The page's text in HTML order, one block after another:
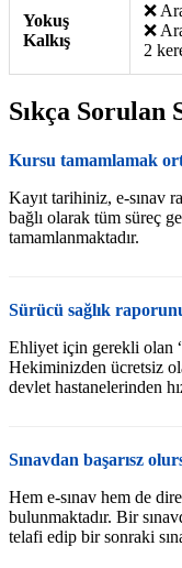
Yokuş
Kalkış
❌
❌
2
Sıkça Sorulan
Kursu tamamlamak
Kayıt tarihiniz, e-sınav
bağlı olarak tüm süreç
tamamlanmaktadır.
Sürücü sağlık
Ehliyet için gerekli olan
Hekiminizden ücretsiz
devlet hastanelerinden
Sınavdan başarısz
Hem e-sınav hem de
bulunmaktadır. Bir
telafi edip bir sonraki